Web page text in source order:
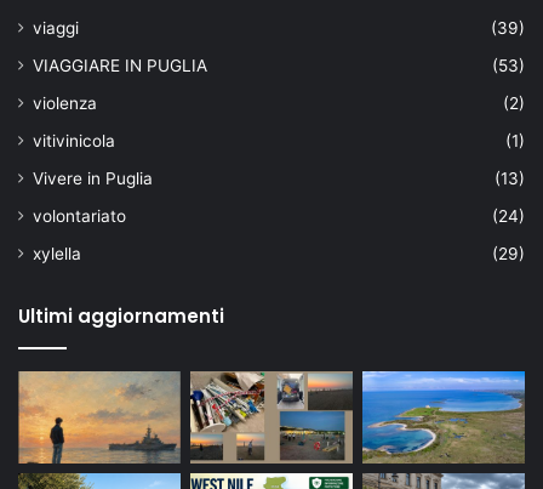
viaggi
(39)
VIAGGIARE IN PUGLIA
(53)
violenza
(2)
vitivinicola
(1)
Vivere in Puglia
(13)
volontariato
(24)
xylella
(29)
Ultimi aggiornamenti